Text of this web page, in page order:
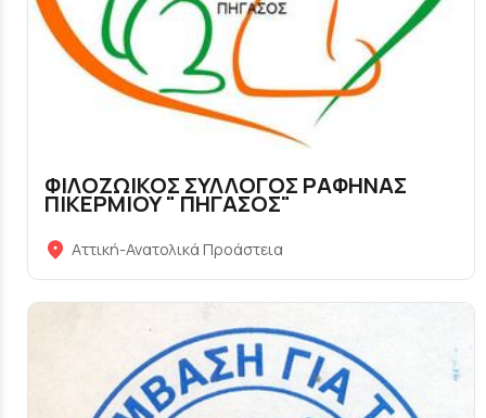
ΦΙΛΟΖΩΙΚΟΣ ΣΥΛΛΟΓΟΣ ΡΑΦΗΝΑΣ
ΠΙΚΕΡΜΙΟΥ " ΠΗΓΑΣΟΣ"
Αττική-Ανατολικά Προάστεια